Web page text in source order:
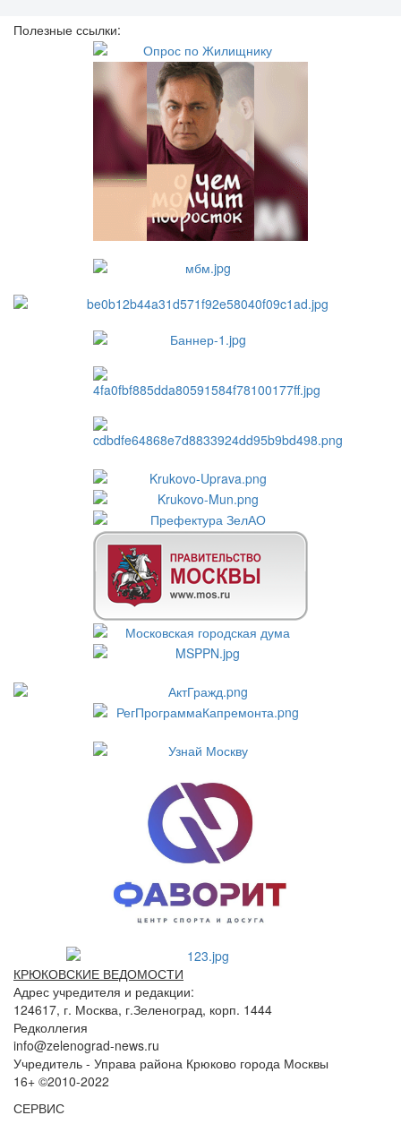
Полезные ссылки:
КРЮКОВСКИЕ ВЕДОМОСТИ
Адрес учредителя и редакции:
124617, г. Москва, г.Зеленоград, корп. 1444
Редколлегия
info@zelenograd-news.ru
Учредитель - Управа района Крюково города Москвы
16+ ©2010-2022
СЕРВИС